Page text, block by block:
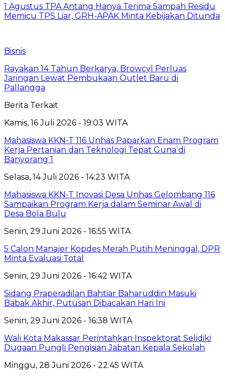
1 Agustus TPA Antang Hanya Terima Sampah Residu
Memicu TPS Liar, GRH-APAK Minta Kebijakan Ditunda
Bisnis
Rayakan 14 Tahun Berkarya, Browcyl Perluas
Jaringan Lewat Pembukaan Outlet Baru di
Pallangga
Berita Terkait
Kamis, 16 Juli 2026 - 19:03 WITA
Mahasiswa KKN-T 116 Unhas Paparkan Enam Program
Kerja Pertanian dan Teknologi Tepat Guna di
Banyorang 1
Selasa, 14 Juli 2026 - 14:23 WITA
Mahasiswa KKN-T Inovasi Desa Unhas Gelombang 116
Sampaikan Program Kerja dalam Seminar Awal di
Desa Bola Bulu
Senin, 29 Juni 2026 - 16:55 WITA
5 Calon Manajer Kopdes Merah Putih Meninggal, DPR
Minta Evaluasi Total
Senin, 29 Juni 2026 - 16:42 WITA
Sidang Praperadilan Bahtiar Baharuddin Masuki
Babak Akhir, Putusan Dibacakan Hari Ini
Senin, 29 Juni 2026 - 16:38 WITA
Wali Kota Makassar Perintahkan Inspektorat Selidiki
Dugaan Pungli Pengisian Jabatan Kepala Sekolah
Minggu, 28 Juni 2026 - 22:45 WITA